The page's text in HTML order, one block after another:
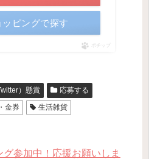
ッピングで探す
ポチップ
）懸賞
応募する
金券 生活雑貨
参加中！応援お願いしま